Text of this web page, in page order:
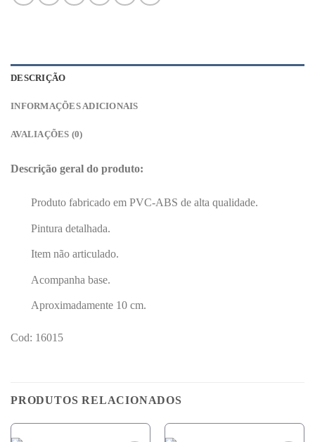
DESCRIÇÃO
INFORMAÇÕES ADICIONAIS
AVALIAÇÕES (0)
Descrição geral do produto:
Produto fabricado em PVC-ABS de alta qualidade.
Pintura detalhada.
Item não articulado.
Acompanha base.
Aproximadamente 10 cm.
Cod: 16015
PRODUTOS RELACIONADOS